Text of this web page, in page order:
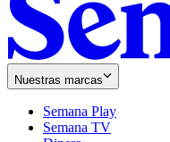
Nuestras marcas
Semana Play
Semana TV